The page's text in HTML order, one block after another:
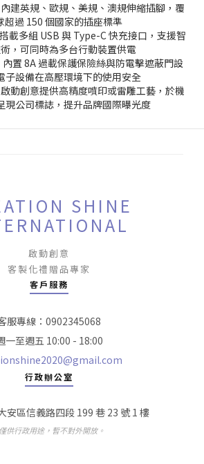
內建英規、歐規、美規、澳規伸縮插腳，覆
超過 150 個國家的插座標準
搭載多組 USB 與 Type-C 快充接口，支援智
，可同時為多台行動裝置供電
內置 8A 過載保護保險絲與防電擊遮蔽門設
子設備在高壓環境下的使用安全
啟動創意提供高精度噴印或雷雕工藝，於機
現公司標誌，提升品牌國際曝光度
SHINE
啟動創意
客製化禮贈品專家
客戶服務
服專線：0902345068
一至週五 10:00 - 18:00
行政辦公室
安區信義路四段 199 巷 23 號 1 樓
供行政用途，暫不對外開放。